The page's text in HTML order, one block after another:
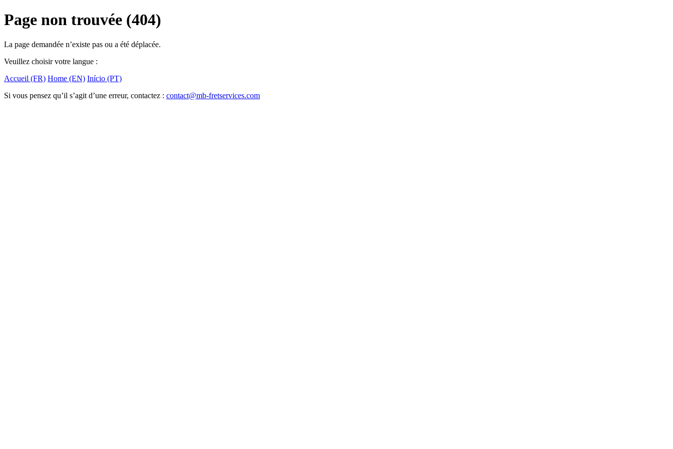
Page non trouvée (404)
La page demandée n’existe pas ou a été déplacée.
Veuillez choisir votre langue :
Accueil (FR) Home (EN) Início (PT)
Si vous pensez qu’il s’agit d’une erreur, contactez : contact@mb-fretservices.com